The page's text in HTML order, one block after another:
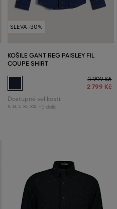
SLEVA -30%
KOŠILE GANT REG PAISLEY FIL
COUPE SHIRT
3 999 Kč
2 799 Kč
Dostupné velikosti:
S, M L, XL, XXL +1 další